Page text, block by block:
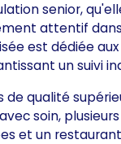
senior,
attentif
est dédiée
un suivi
qualité
soin,
et un